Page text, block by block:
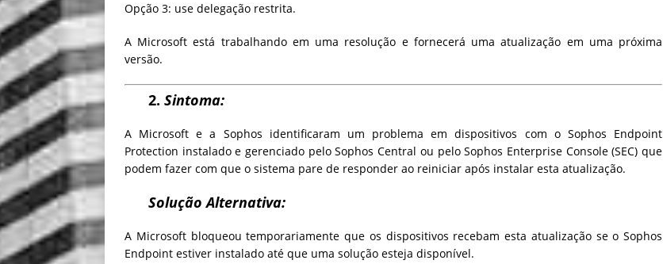
Opção 3: use delegação restrita.
A Microsoft está trabalhando em uma resolução e fornecerá uma atualização em uma próxima
versão.
2. Sintoma:
A Microsoft e a Sophos identificaram um problema em dispositivos com o Sophos Endpoint
Protection instalado e gerenciado pelo Sophos Central ou pelo Sophos Enterprise Console (SEC) que
podem fazer com que o sistema pare de responder ao reiniciar após instalar esta atualização.
Solução Alternativa:
A Microsoft bloqueou temporariamente que os dispositivos recebam esta atualização se o Sophos
Endpoint estiver instalado até que uma solução esteja disponível.